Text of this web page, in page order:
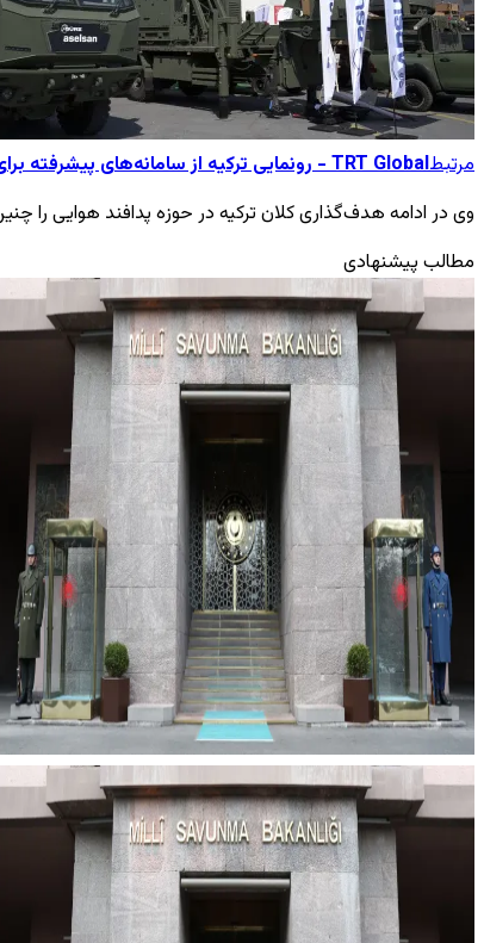
مرتبطTRT Global - رونمایی ترکیه از سامانه‌های پیشرفته برای تقویت پدافند گنبد فولادی
وی در ادامه هدف‌گذاری کلان ترکیه در حوزه پدافند هوایی را
مطالب پیشنهادی